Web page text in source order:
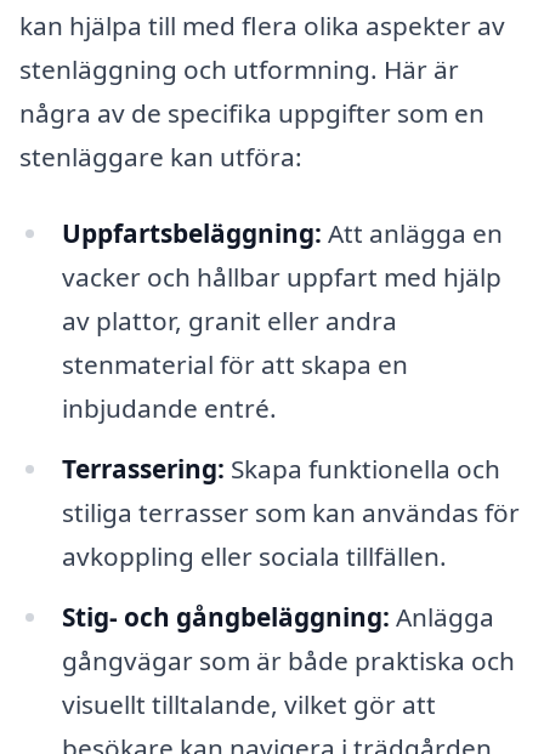
kan hjälpa till med flera olika aspekter av
stenläggning och utformning. Här är
några av de specifika uppgifter som en
stenläggare kan utföra:
Uppfartsbeläggning: Att anlägga en
vacker och hållbar uppfart med hjälp
av plattor, granit eller andra
stenmaterial för att skapa en
inbjudande entré.
Terrassering: Skapa funktionella och
stiliga terrasser som kan användas för
avkoppling eller sociala tillfällen.
Stig- och gångbeläggning: Anlägga
gångvägar som är både praktiska och
visuellt tilltalande, vilket gör att